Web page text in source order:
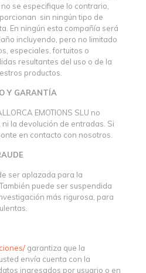
se especifique lo contrario,
sin ningún tipo de
En ningún esta compañía será
incluyendo, pero no limitado
especiales, fortuitos o
resultantes del uso o de la
productos.
Y GARANTÍA
EMOTIONS SLU no
la devolución de entradas. Si
en contacto con nosotros.
ser aplazada para la
puede ser suspendida
más rigurosa, para
garantiza que la
envía cuenta con la
ingresados por usuario o en